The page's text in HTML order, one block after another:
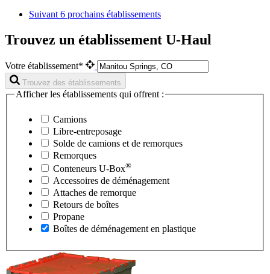
Suivant6 prochains établissements
Trouvez un établissement U-Haul
Votre établissement*
Trouvez des établissements
Afficher les établissements qui offrent :
Camions
Libre-entreposage
Solde de camions et de remorques
Remorques
Conteneurs U-Box®
Accessoires de déménagement
Attaches de remorque
Retours de boîtes
Propane
Boîtes de déménagement en plastique